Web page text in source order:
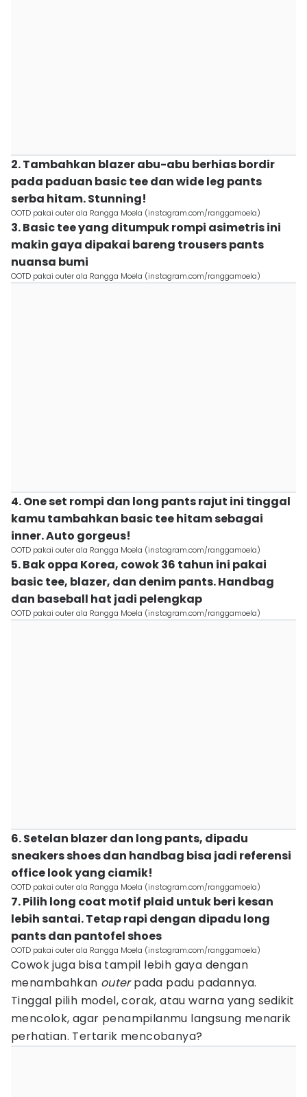
2. Tambahkan blazer abu-abu berhias bordir
pada paduan basic tee dan wide leg pants
serba hitam. Stunning!
OOTD pakai outer ala Rangga Moela (instagram.com/ranggamoela)
3. Basic tee yang ditumpuk rompi asimetris ini
makin gaya dipakai bareng trousers pants
nuansa bumi
OOTD pakai outer ala Rangga Moela (instagram.com/ranggamoela)
4. One set rompi dan long pants rajut ini tinggal
kamu tambahkan basic tee hitam sebagai
inner. Auto gorgeus!
OOTD pakai outer ala Rangga Moela (instagram.com/ranggamoela)
5. Bak oppa Korea, cowok 36 tahun ini pakai
basic tee, blazer, dan denim pants. Handbag
dan baseball hat jadi pelengkap
OOTD pakai outer ala Rangga Moela (instagram.com/ranggamoela)
6. Setelan blazer dan long pants, dipadu
sneakers shoes dan handbag bisa jadi referensi
office look yang ciamik!
OOTD pakai outer ala Rangga Moela (instagram.com/ranggamoela)
7. Pilih long coat motif plaid untuk beri kesan
lebih santai. Tetap rapi dengan dipadu long
pants dan pantofel shoes
OOTD pakai outer ala Rangga Moela (instagram.com/ranggamoela)
Cowok juga bisa tampil lebih gaya dengan
menambahkan outerpada padu padannya.
Tinggal pilih model, corak, atau warna yang sedikit
mencolok, agar penampilanmu langsung menarik
perhatian. Tertarik mencobanya?